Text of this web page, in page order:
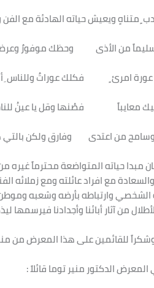
متناهٍ ويعيش حياته الهادئة مع
سليماً من الأذى وحظك موفورٌ
عورة امرئ ٍ فكلك عوراتٌ وللناس
معايباً فصُنها وقل يا عينُ
من اعتدى وفارق ولكن
مبدا حياته المتواضعة محترماً غيره
مع افراد عائلته ومع
الشخصي وارتباطه بأرضه وشعبه
من آثار أبائنا وأجدادنا فيرسمها
للقائمين على هذا المعرض من
الدكتور منير توما قائلاً :